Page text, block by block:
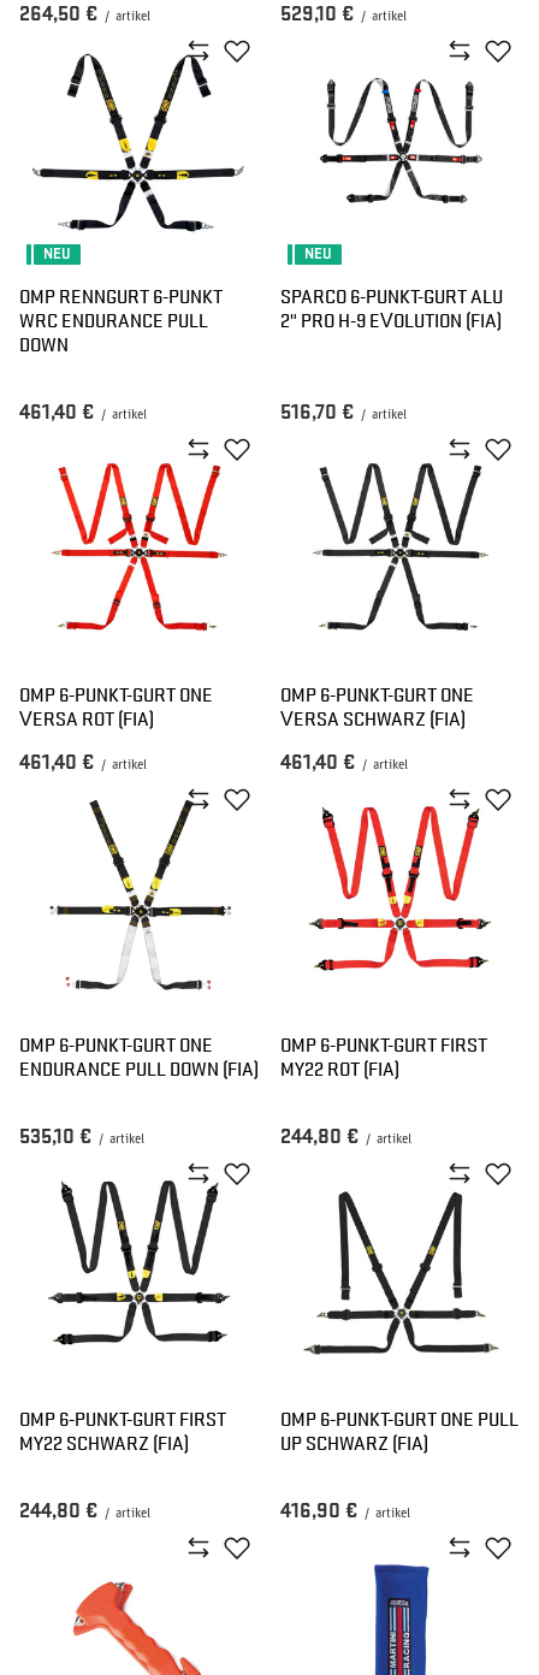
264,50 € / artikel 529,10 € / artikel
NEU
OMP RENNGURT 6-PUNKT
WRC ENDURANCE PULL
DOWN
461,40 € / artikel
NEU
SPARCO 6-PUNKT-GURT ALU
2" PRO H-9 EVOLUTION (FIA)
516,70 € / artikel
OMP 6-PUNKT-GURT ONE
VERSA ROT (FIA)
461,40 € / artikel
OMP 6-PUNKT-GURT ONE
VERSA SCHWARZ (FIA)
461,40 € / artikel
OMP 6-PUNKT-GURT ONE
ENDURANCE PULL DOWN (FIA)
535,10 € / artikel
OMP 6-PUNKT-GURT FIRST
MY22 ROT (FIA)
244,80 € / artikel
OMP 6-PUNKT-GURT FIRST
MY22 SCHWARZ (FIA)
244,80 € / artikel
OMP 6-PUNKT-GURT ONE PULL
UP SCHWARZ (FIA)
416,90 € / artikel